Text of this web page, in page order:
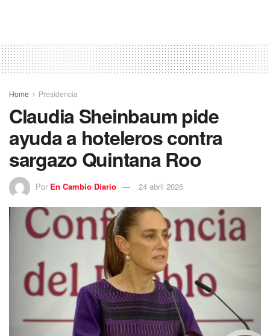
Home Presidencia
Claudia Sheinbaum pide
ayuda a hoteleros contra
sargazo Quintana Roo
Por En Cambio Diario 24 abril 2026